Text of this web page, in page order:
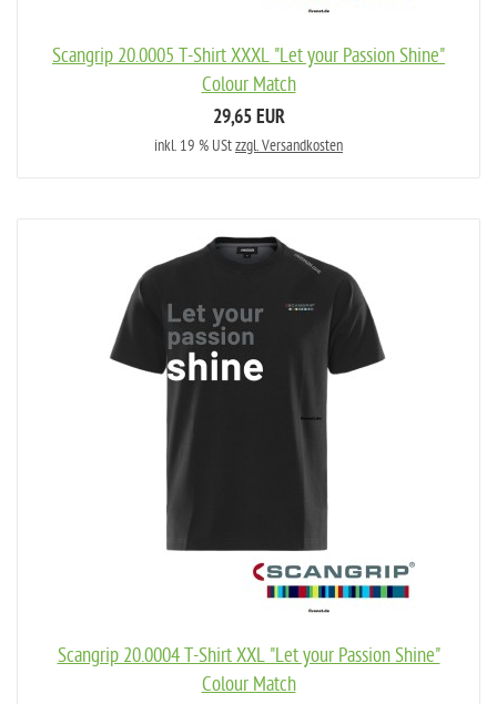
Scangrip 20.0005 T-Shirt XXXL "Let your Passion Shine"
Colour Match
29,65 EUR
inkl. 19 % UStzzgl. Versandkosten
Scangrip 20.0004 T-Shirt XXL "Let your Passion Shine"
Colour Match